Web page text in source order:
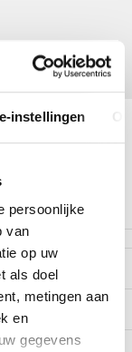
instellingen
persoonlijke
van
op uw
als doel
metingen aan
en
gegevens